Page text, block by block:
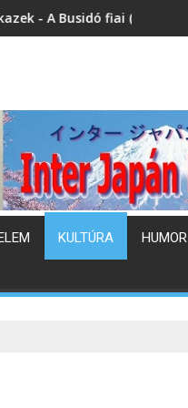
Japán hőhullám
KULTÚRA HUMOR